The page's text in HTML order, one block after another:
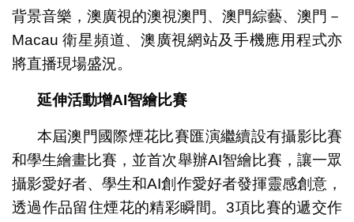
背景音樂，澳廣視的澳視澳門、澳門綜藝、澳門－
Macau 衛星頻道、澳廣視網站及手機應用程式亦
將直播現場盛況。
延伸活動增AI智繪比賽
本屆澳門國際煙花比賽匯演繼續設有攝影比賽
和學生繪畫比賽，並首次舉辦AI智繪比賽，讓一眾
攝影愛好者、學生和AI創作愛好者發揮靈感創意，
透過作品留住煙花的精彩瞬間。3項比賽的遞交作